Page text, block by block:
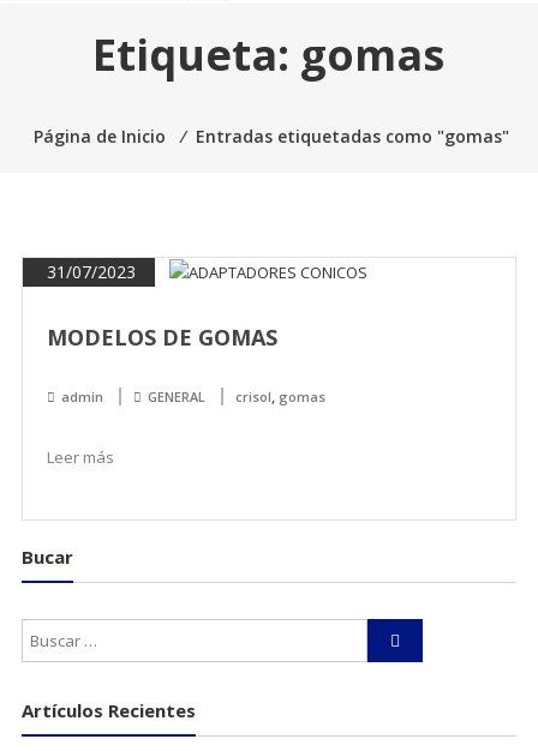
Etiqueta: gomas
Página de Inicio ⁄ Entradas etiquetadas como "gomas"
31/07/2023
MODELOS DE GOMAS
admin GENERAL crisol, gomas
Leer más
Bucar
Artículos Recientes